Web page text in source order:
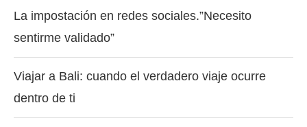
La impostación en redes sociales.”Necesito
sentirme validado”
Viajar a Bali: cuando el verdadero viaje ocurre
dentro de ti